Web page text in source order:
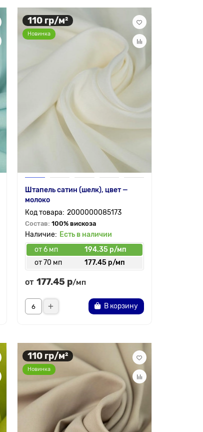
110 гр/м²
Новинка
Штапель сатин (шелк), цвет —
молоко
2000000085173
Состав: 100% вискоза
Есть в наличии
от 6 мп
194.35 р/мп
от 70 мп
177.45 р/мп
от 177.45 р/мп
В корзину
110 гр/м²
Новинка